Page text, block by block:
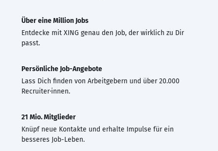
Über eine Million Jobs
Entdecke mit XING genau den Job, der wirklich zu Dir
passt.
Persönliche Job-Angebote
Lass Dich finden von Arbeitgebern und über 20.000
Recruiter·innen.
21 Mio. Mitglieder
Knüpf neue Kontakte und erhalte Impulse für ein
besseres Job-Leben.